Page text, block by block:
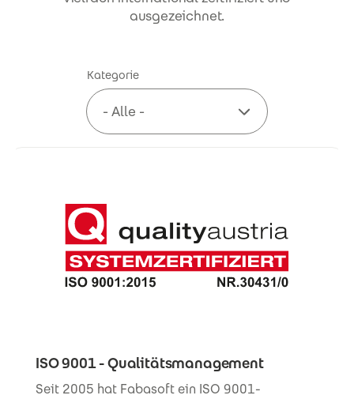
ausgezeichnet.
Kategorie
ISO 9001 - Qualitätsmanagement
Seit 2005 hat Fabasoft ein ISO 9001-